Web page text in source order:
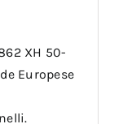
XH 50-
Europese